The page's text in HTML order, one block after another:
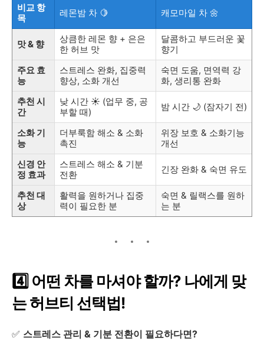
비교 항
목
레몬밤 차 🍋 캐모마일 차 🌼
맛 & 향
상큼한 레몬 향 + 은은
한 허브 맛
달콤하고 부드러운 꽃
향기
주요 효
능
스트레스 완화, 집중력
향상, 소화 개선
숙면 도움, 면역력 강
화, 생리통 완화
추천 시
간
낮 시간 ☀️ (업무 중, 공
부할 때)
밤 시간 🌙 (잠자기 전)
소화 기
능
더부룩함 해소 & 소화
촉진
위장 보호 & 소화기능
개선
신경 안
정 효과
스트레스 해소 & 기분
전환
긴장 완화 & 숙면 유도
추천 대
상
활력을 원하거나 집중
력이 필요한 분
숙면 & 릴랙스를 원하
는 분
4️⃣ 어떤 차를 마셔야 할까? 나에게 맞
는 허브티 선택법!
✅ 스트레스 관리 & 기분 전환이 필요하다면?